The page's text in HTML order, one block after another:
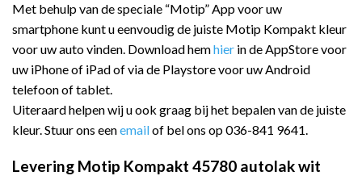
Met behulp van de speciale “Motip” App voor uw
smartphone kunt u eenvoudig de juiste Motip Kompakt kleur
voor uw auto vinden. Download hemhier in de AppStore voor
uw iPhone of iPad of via de Playstore voor uw Android
telefoon of tablet.
Uiteraard helpen wij u ook graag bij het bepalen van de juiste
kleur. Stuur ons eenemailof bel ons op 036-841 9641.
Levering Motip Kompakt 45780 autolak wit